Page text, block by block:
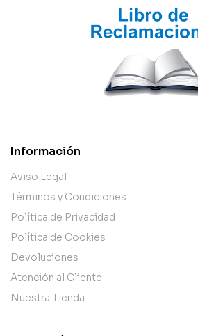
Información
Aviso Legal
Términos y Condiciones
Política de Privacidad
Política de Cookies
Devoluciones
Atención al Cliente
Nuestra Tienda